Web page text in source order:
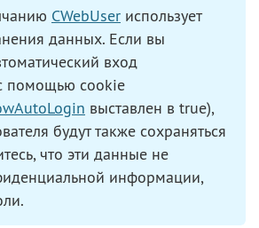
CWebUser использует
данных. Если вы
вход
помощью cookie
выставлен в true),
будут также сохраняться
что эти данные не
информации,